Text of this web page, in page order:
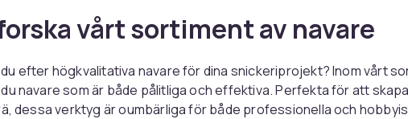
vårt sortiment av navare
efter högkvalitativa navare för dina snickeriprojekt? Inom vårt
navare som är både pålitliga och effektiva. Perfekta för att
dessa verktyg är oumbärliga för både professionella och